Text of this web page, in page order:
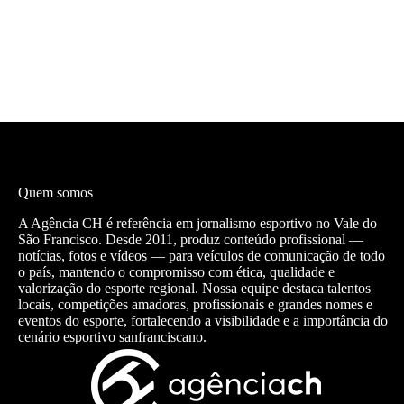
Quem somos
A Agência CH é referência em jornalismo esportivo no Vale do
São Francisco. Desde 2011, produz conteúdo profissional —
notícias, fotos e vídeos — para veículos de comunicação de todo
o país, mantendo o compromisso com ética, qualidade e
valorização do esporte regional. Nossa equipe destaca talentos
locais, competições amadoras, profissionais e grandes nomes e
eventos do esporte, fortalecendo a visibilidade e a importância do
cenário esportivo sanfranciscano.